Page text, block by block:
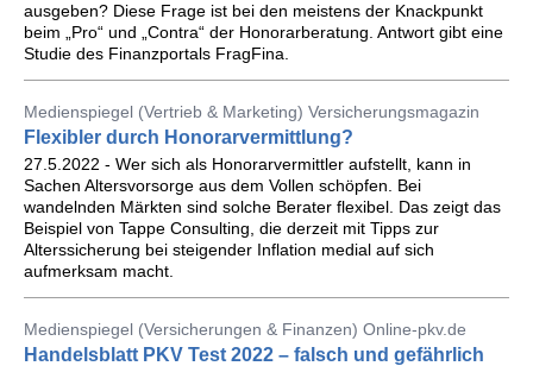
ausgeben? Diese Frage ist bei den meistens der Knackpunkt
beim „Pro“ und „Contra“ der Honorarberatung. Antwort gibt eine
Studie des Finanzportals FragFina.
Medienspiegel (Vertrieb & Marketing) Versicherungsmagazin
Flexibler durch Honorarvermittlung?
27.5.2022 - Wer sich als Honorarvermittler aufstellt, kann in
Sachen Altersvorsorge aus dem Vollen schöpfen. Bei
wandelnden Märkten sind solche Berater flexibel. Das zeigt das
Beispiel von Tappe Consulting, die derzeit mit Tipps zur
Alterssicherung bei steigender Inflation medial auf sich
aufmerksam macht.
Medienspiegel (Versicherungen & Finanzen) Online-pkv.de
Handelsblatt PKV Test 2022 – falsch und gefährlich